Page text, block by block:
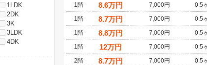
1階
8.6万円 7,000円 0.5
1階
8.7万円 7,000円 0.5
1階
8.8万円 7,000円 0.5
1階
12万円 7,000円 0.5
2階
8.7万円 7,000円 0.5
1LDK
2DK
3K
3LDK
4DK